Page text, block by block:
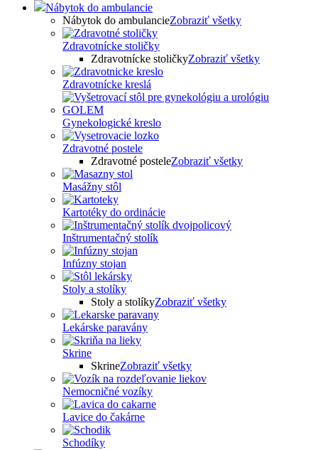
Nábytok do ambulancie
Nábytok do ambulancieZobraziť všetky
Zdravotnícke stoličky
Zdravotnícke stoličkyZobraziť všetky
Zdravotnícke kreslá
Gynekologické kreslo
Zdravotné postele
Zdravotné posteleZobraziť všetky
Masážny stôl
Kartotéky do ordinácie
Inštrumentačný stolík
Infúzny stojan
Stoly a stolíky
Stoly a stolíkyZobraziť všetky
Lekárske paravány
Skrine
SkrineZobraziť všetky
Nemocničné vozíky
Lavice do čakárne
Schodíky